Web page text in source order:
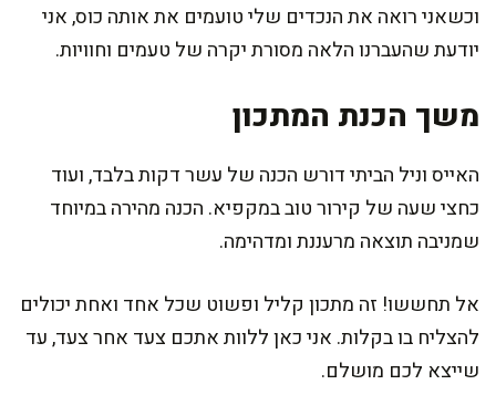
וכשאני רואה את הנכדים שלי טועמים את אותה כוס, אני
יודעת שהעברנו הלאה מסורת יקרה של טעמים וחוויות.
משך הכנת המתכון
האייס וניל הביתי דורש הכנה של עשר דקות בלבד, ועוד
כחצי שעה של קירור טוב במקפיא. הכנה מהירה במיוחד
שמניבה תוצאה מרעננת ומדהימה.
אל תחששו! זה מתכון קליל ופשוט שכל אחד ואחת יכולים
להצליח בו בקלות. אני כאן ללוות אתכם צעד אחר צעד, עד
שייצא לכם מושלם.